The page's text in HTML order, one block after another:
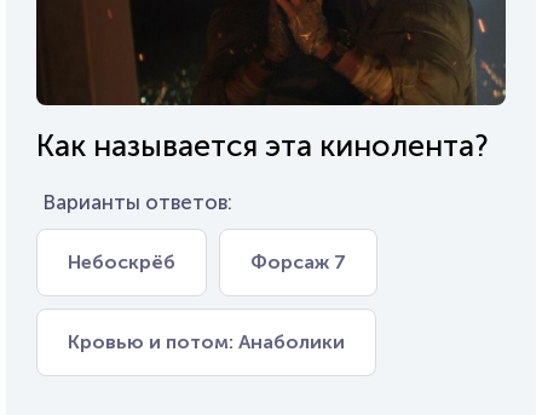
Как называется эта кинолента?
Варианты ответов:
Небоскрёб Форсаж 7
Кровью и потом: Анаболики